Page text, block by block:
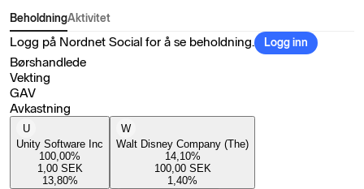
BeholdningAktivitet
Logg på Nordnet Social for å se beholdning. Logg inn
Børshandlede
Vekting
GAV
Avkastning
U
Unity Software Inc
100,00%
1,00 SEK
13,80%
W
Walt Disney Company (The)
14,10%
100,00 SEK
1,40%